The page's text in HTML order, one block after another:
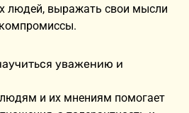
людей, выражать свои мысли
уважению и
и их мнениям помогает